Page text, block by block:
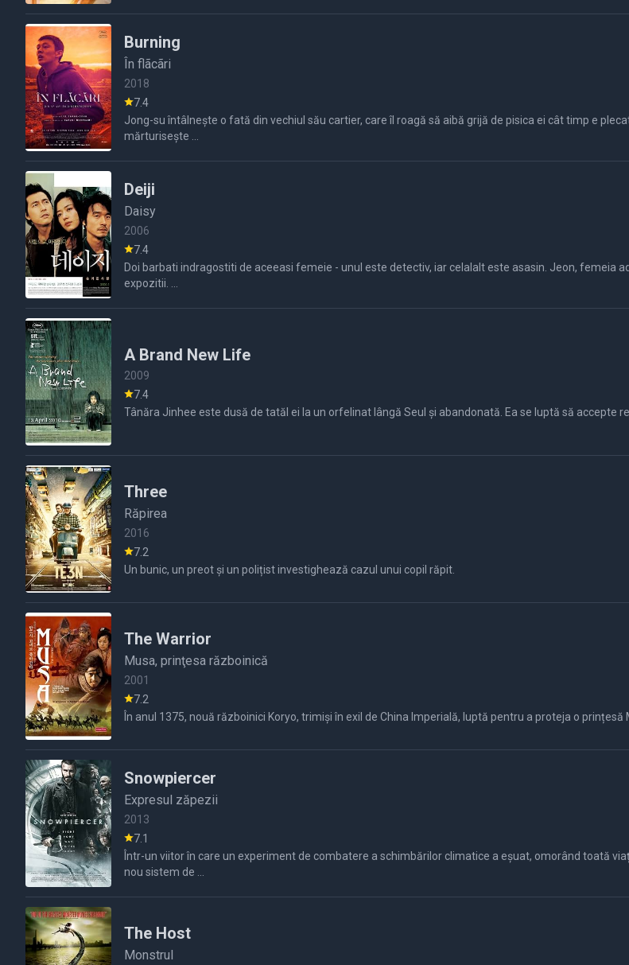
Burning
În flãcãri
2018
7.4
Jong-su întâlnește o fată din vechiul său cartier, care îl roagă să aibă grijă de pisica ei cât timp e
Deiji
Daisy
2006
7.4
Doi barbati indragostiti de aceeasi femeie - unul este detectiv, iar celalalt este asasin. Jeon, femeia
expozitii. ...
A Brand New Life
2009
7.4
Tânăra Jinhee este dusă de tatăl ei la un orfelinat lângă Seul și abandonată. Ea se luptă să accepte
Three
Răpirea
2016
7.2
Un bunic, un preot și un polițist investighează cazul unui copil răpit.
The Warrior
Musa, prinţesa războinică
2001
7.2
În anul 1375, nouă războinici Koryo, trimiși în exil de China Imperială, luptă pentru a proteja o prințesă
Snowpiercer
Expresul zăpezii
2013
7.1
Într-un viitor în care un experiment de combatere a schimbărilor climatice a eșuat, omorând toată
The Host
Monstrul